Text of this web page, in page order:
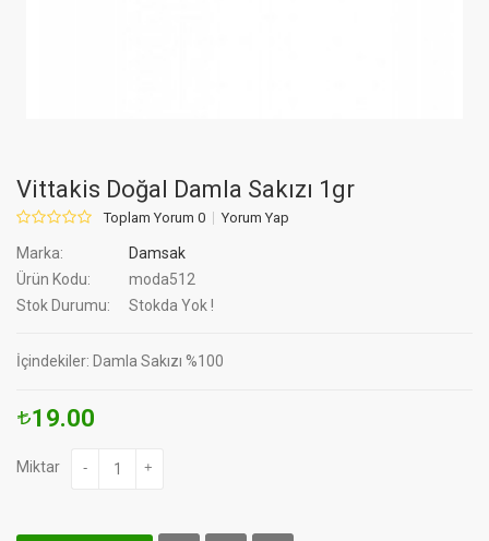
Vittakis Doğal Damla Sakızı 1gr
Toplam Yorum 0 Yorum Yap
Marka:
Damsak
Ürün Kodu:
moda512
Stok Durumu:
Stokda Yok !
İçindekiler: Damla Sakızı %100
19.00
Miktar - +